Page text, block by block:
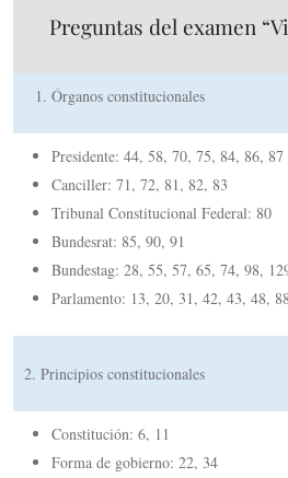
Preguntas del examen
Órganos constitucionales
Presidente: 44, 58, 70, 75, 84, 86, 87
Canciller: 71, 72, 81, 82, 83
Tribunal Constitucional Federal: 80
Bundesrat: 85, 90, 91
Bundestag: 28, 55, 57, 65, 74, 98,
Parlamento: 13, 20, 31, 42, 43, 48,
2. Principios constitucionales
Constitución: 6, 11
Forma de gobierno: 22, 34